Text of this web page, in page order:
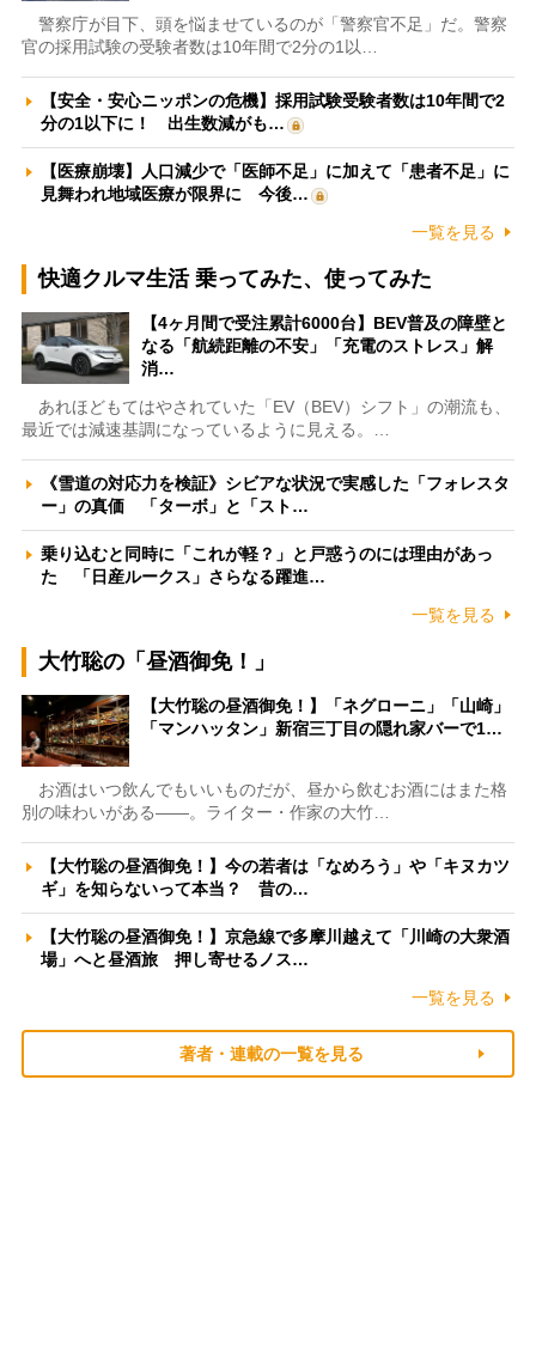
警察庁が目下、頭を悩ませているのが「警察官不足」だ。警察
官の採用試験の受験者数は10年間で2分の1以…
【安全・安心ニッポンの危機】採用試験受験者数は10年間で2
分の1以下に！ 出生数減がも…
【医療崩壊】人口減少で「医師不足」に加えて「患者不足」に
見舞われ地域医療が限界に 今後…
一覧を見る
快適クルマ生活 乗ってみた、使ってみた
【4ヶ月間で受注累計6000台】BEV普及の障壁と
なる「航続距離の不安」「充電のストレス」解
消…
あれほどもてはやされていた「EV（BEV）シフト」の潮流も、
最近では減速基調になっているように見える。…
《雪道の対応力を検証》シビアな状況で実感した「フォレスタ
ー」の真価 「ターボ」と「スト…
乗り込むと同時に「これが軽？」と戸惑うのには理由があっ
た 「日産ルークス」さらなる躍進…
一覧を見る
大竹聡の「昼酒御免！」
【大竹聡の昼酒御免！】「ネグローニ」「山崎」
「マンハッタン」新宿三丁目の隠れ家バーで1…
お酒はいつ飲んでもいいものだが、昼から飲むお酒にはまた格
別の味わいがある――。ライター・作家の大竹…
【大竹聡の昼酒御免！】今の若者は「なめろう」や「キヌカツ
ギ」を知らないって本当？ 昔の…
【大竹聡の昼酒御免！】京急線で多摩川越えて「川崎の大衆酒
場」へと昼酒旅 押し寄せるノス…
一覧を見る
著者・連載の一覧を見る